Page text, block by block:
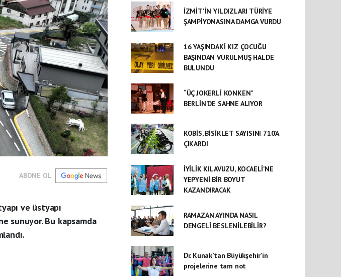
ABONE OL
ve üstyapı
sunuyor. Bu kapsamda
İZMİT'İN YILDIZLARI TÜRİYE
ŞAMPİYONASINA DAMGA VURDU
16 YAŞINDAKİ KIZ ÇOCUĞU
BAŞINDAN VURULMUŞ HALDE
BULUNDU
“ÜÇ JOKERLİ KONKEN”
BERLİN’DE SAHNE ALIYOR
KOBİS, BİSİKLET SAYISINI 710’A
ÇIKARDI
İYİLİK KILAVUZU, KOCAELİ’NE
YEPYENİ BİR BOYUT
KAZANDIRACAK
RAMAZAN AYINDA NASIL
DENGELİ BESLENİLEBİLİR?
Dr. Kunak’tan Büyükşehir’in
projelerine tam not